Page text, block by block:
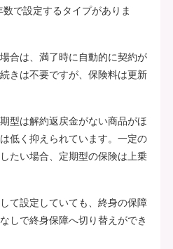
数で設定するタイプがありま
合は、満了時に自動的に契約が
きは不要ですが、保険料は更新
型は解約返戻金がない商品がほ
低く抑えられています。一定の
たい場合、定期型の保険は上乗
て設定していても、終身の保障
しで終身保障へ切り替えができ